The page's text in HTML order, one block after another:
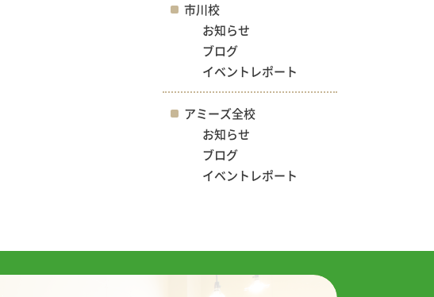
市川校
お知らせ
ブログ
イベントレポート
アミーズ全校
お知らせ
ブログ
イベントレポート